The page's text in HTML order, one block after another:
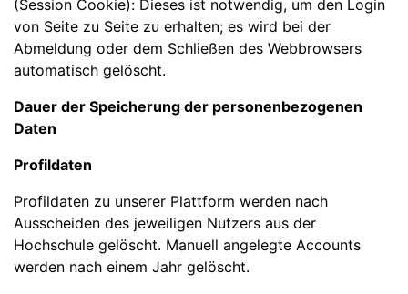
(Session Cookie): Dieses ist notwendig, um den Login
von Seite zu Seite zu erhalten; es wird bei der
Abmeldung oder dem Schließen des Webbrowsers
automatisch gelöscht.
Dauer der Speicherung der personenbezogenen
Daten
Profildaten
Profildaten zu unserer Plattform werden nach
Ausscheiden des jeweiligen Nutzers aus der
Hochschule gelöscht. Manuell angelegte Accounts
werden nach einem Jahr gelöscht.